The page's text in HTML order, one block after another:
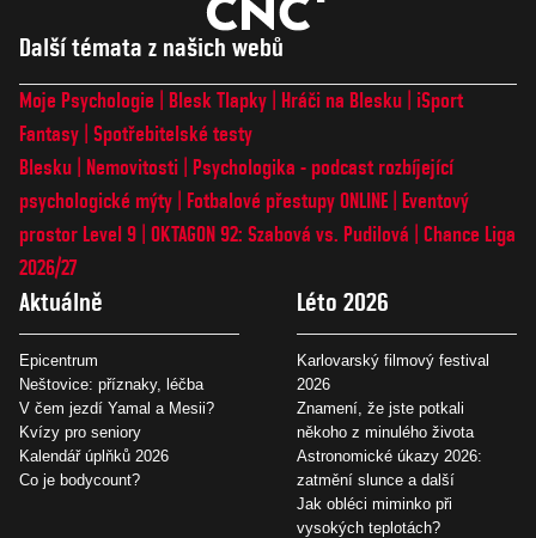
Další témata z našich webů
Moje Psychologie Blesk Tlapky Hráči na Blesku
iSport
Fantasy Spotřebitelské testy
Blesku
Nemovitosti
Psychologika - podcast rozbíjející
psychologické mýty
Fotbalové přestupy ONLINE
Eventový
prostor Level 9 OKTAGON 92: Szabová vs. Pudilová
Chance Liga
2026/27
Aktuálně
Epicentrum
Neštovice: příznaky, léčba
V čem jezdí Yamal a Mesii?
Kvízy pro seniory
Kalendář úplňků 2026
Co je bodycount?
Léto 2026
Karlovarský filmový festival
2026
Znamení, že jste potkali
někoho z minulého života
Astronomické úkazy 2026:
zatmění slunce a další
Jak obléci miminko při
vysokých teplotách?